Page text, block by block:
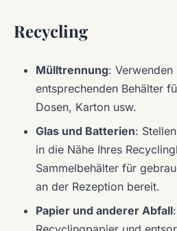
Recycling
Mülltrennung: Verwenden
entsprechenden Behälter
Dosen, Karton usw.
Glas und Batterien:
in die Nähe Ihres
Sammelbehälter für
an der Rezeption bereit.
Papier und anderer Abfall